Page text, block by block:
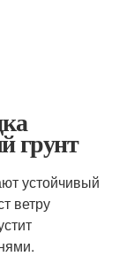
грунт
устойчивый
ветру